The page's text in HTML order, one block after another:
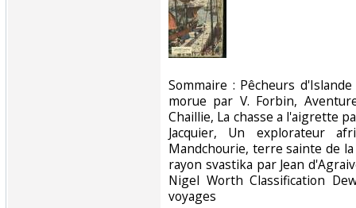
‎Sommaire : Pêcheurs
morue par V. Forbin,
Chaillie, La chasse a l'aigrette
Jacquier, Un explorateur
Mandchourie, terre sainte de
rayon svastika par Jean
Nigel Worth Classification
voyages‎